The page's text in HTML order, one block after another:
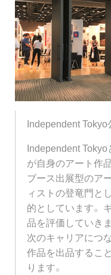
Independent
Independent Tokyo
が自身のアート作
ブース出展型のア
ィストの登竜門と
的としています。
品を評価していき
次のキャリアにつ
作品を出品するこ
ります。